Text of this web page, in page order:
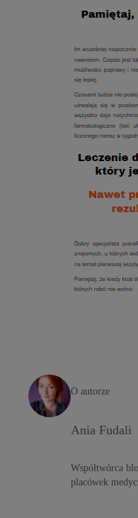
O autorze
Ania Fudali
Współtwórca
placówek